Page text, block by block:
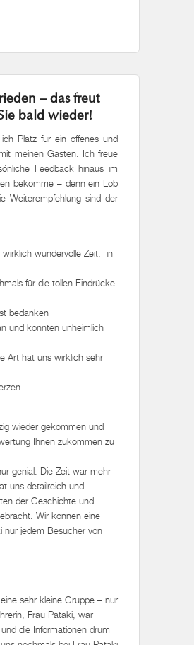
– das freut
bald wieder!
Platz für ein offenes und
meinen Gästen. Ich freue
Feedback hinaus im
bekomme – denn ein Lob
Weiterempfehlung sind der
wundervolle Zeit, in
für die tollen Eindrücke
bedanken
und konnten unheimlich
Art hat uns wirklich sehr
wieder gekommen und
Ihnen zukommen zu
genial. Die Zeit war mehr
uns detailreich und
der Geschichte und
Wir können eine
nur jedem Besucher von
sehr kleine Gruppe – nur
Frau Pataki, war
die Informationen drum